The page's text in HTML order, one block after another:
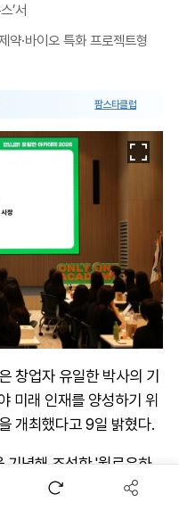
’서
약·바이오 특화 프로젝트형
팜스타클럽
창업자 유일한 박사의 기
미래 인재를 양성하기 위
개최했다고 9일 밝혔다.
기념해 조성한 '윌로우하
최종 선정된 대학생 36